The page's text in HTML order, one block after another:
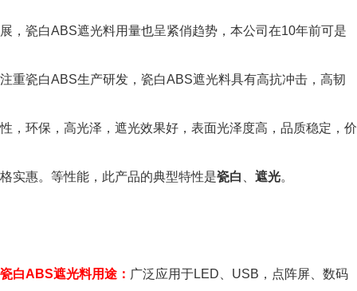
展，瓷白ABS遮光料用量也呈紧俏趋势，本公司在10年前可是
注重瓷白ABS生产研发，瓷白ABS遮光料具有高抗冲击，高韧
性，环保，高光泽，遮光效果好，表面光泽度高，品质稳定，价
格实惠。等性能，此产品的典型特性是瓷白 遮光。
瓷白ABS遮光料用途： 广泛应用于LED、USB，点阵屏、数码